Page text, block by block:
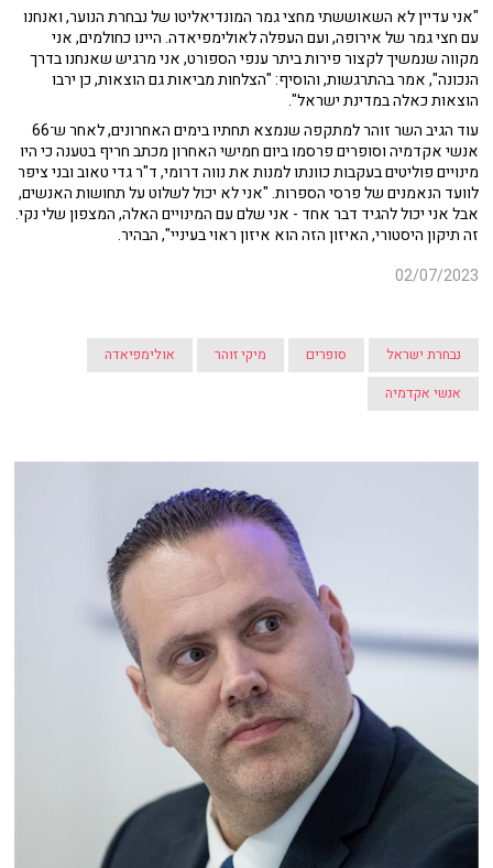
"אני עדיין לא השאוששתי מחצי גמר המונדיאליטו של נבחרת הנוער, ואנחנו
עם חצי גמר של אירופה, ועם העפלה לאולימפיאדה. היינו כחולמים, אני
מקווה שנמשיך לקצור פירות ביתר ענפי הספורט, אני מרגיש שאנחנו בדרך
הנכונה", אמר בהתרגשות, והוסיף: "הצלחות מביאות גם הוצאות, כן ירבו
הוצאות כאלה במדינת ישראל".
עוד הגיב השר זוהר למתקפה שנמצא תחתיו בימים האחרונים, לאחר ש־66
אנשי אקדמיה וסופרים פרסמו ביום חמישי האחרון מכתב חריף בטענה כי היו
מינויים פוליטים בעקבות כוונתו למנות את נווה דרומי, ד"ר גדי טאוב ובני ציפר
לוועד הנאמנים של פרסי הספרות. "אני לא יכול לשלוט על תחושות האנשים,
אבל אני יכול להגיד דבר אחד - אני שלם עם המינויים האלה, המצפון שלי נקי.
זה תיקון היסטורי, האיזון הזה הוא איזון ראוי בעיניי", הבהיר.
02/07/2023
נבחרת ישראל סופרים מיקי זוהר
אולימפיאדה
אנשי אקדמיה